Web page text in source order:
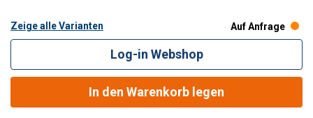
Zeige alle Varianten Auf Anfrage
Log-in Webshop
In den Warenkorb legen